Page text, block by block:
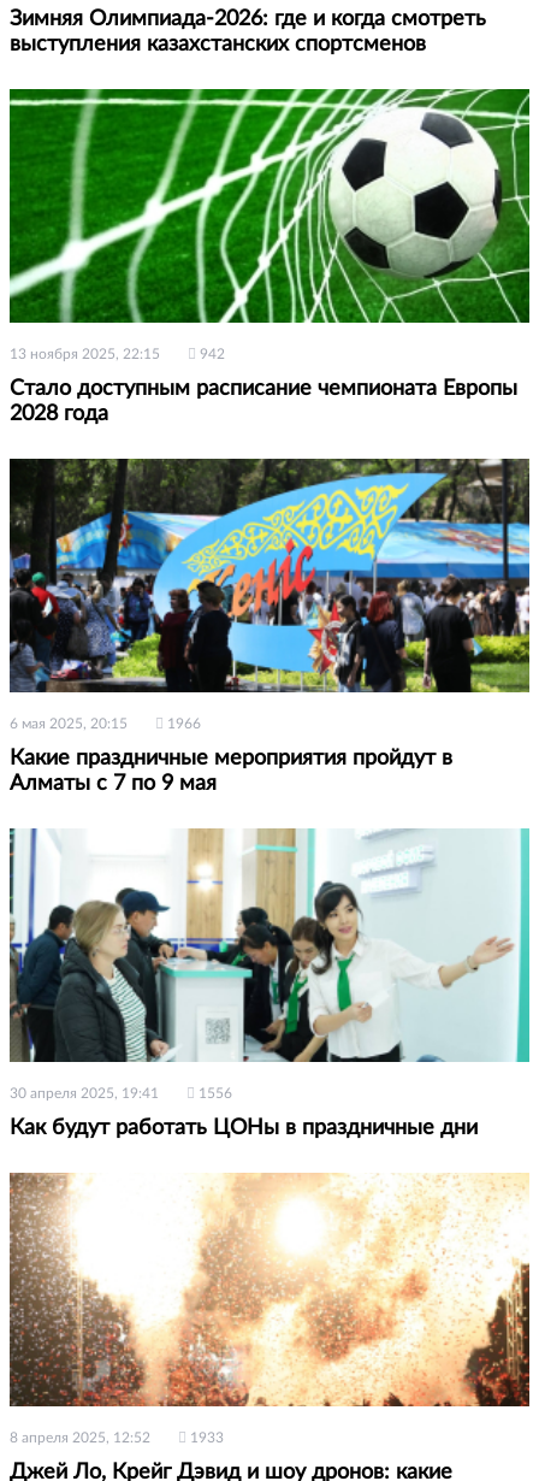
Зимняя Олимпиада-2026: где и когда смотреть
выступления казахстанских спортсменов
13 ноября 2025, 22:15 942
Стало доступным расписание чемпионата Европы
2028 года
6 мая 2025, 20:15 1966
Какие праздничные мероприятия пройдут в
Алматы с 7 по 9 мая
30 апреля 2025, 19:41 1556
Как будут работать ЦОНы в праздничные дни
8 апреля 2025, 12:52 1933
Джей Ло, Крейг Дэвид и шоу дронов: какие